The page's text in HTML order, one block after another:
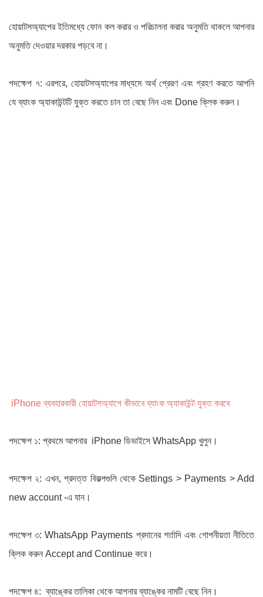
হোয়াটসঅ্যাপের ইতিমধ্যে ফোন কল করার ও পরিচালনা করার অনুমতি থাকলে আপনার
অনুমতি দেওয়ার দরকার পড়বে না।
পদক্ষেপ ৭: এরপরে, হোয়াটসঅ্যাপের মাধ্যমে অর্থ প্রেরণ এবং গ্রহণ করতে আপনি
যে ব্যাংক অ্যাকাউন্টটি যুক্ত করতে চান তা বেছে নিন এবং Done ক্লিক করুন।
iPhone ব্যবহারকারী হোয়াটসঅ্যাপে কীভাবে ব্যাংক অ্যাকাউন্ট যুক্ত করবে
পদক্ষেপ ১: প্রথমে আপনার iPhone ডিভাইসে WhatsApp খুলুন।
পদক্ষেপ ২: এখন, প্রদত্ত বিকল্পগুলি থেকে Settings > Payments > Add
new account -এ যান।
পদক্ষেপ ৩: WhatsApp Payments প্রদানের শর্তাদি এবং গোপনীয়তা নীতিতে
ক্লিক করুন Accept and Continue করে।
পদক্ষেপ ৪: ব্যাঙ্কের তালিকা থেকে আপনার ব্যাঙ্কের নামটি বেছে নিন।